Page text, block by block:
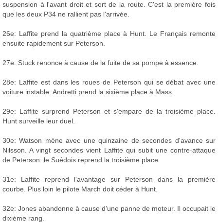
suspension à l'avant droit et sort de la route. C'est la première fois
que les deux P34 ne rallient pas l'arrivée.
26e: Laffite prend la quatrième place à Hunt. Le Français remonte
ensuite rapidement sur Peterson.
27e: Stuck renonce à cause de la fuite de sa pompe à essence.
28e: Laffite est dans les roues de Peterson qui se débat avec une
voiture instable. Andretti prend la sixième place à Mass.
29e: Laffite surprend Peterson et s'empare de la troisième place.
Hunt surveille leur duel.
30e: Watson mène avec une quinzaine de secondes d'avance sur
Nilsson. A vingt secondes vient Laffite qui subit une contre-attaque
de Peterson: le Suédois reprend la troisième place.
31e: Laffite reprend l'avantage sur Peterson dans la première
courbe. Plus loin le pilote March doit céder à Hunt.
32e: Jones abandonne à cause d'une panne de moteur. Il occupait le
dixième rang.